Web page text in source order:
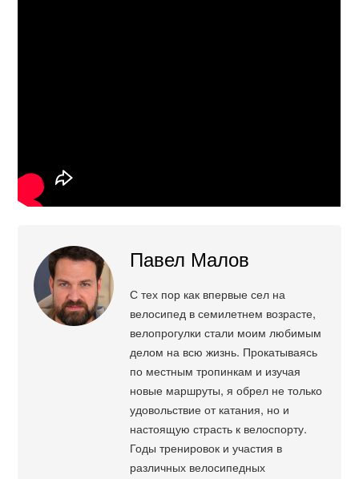
Павел Малов
С тех пор как впервые сел на
велосипед в семилетнем возрасте,
велопрогулки стали моим любимым
делом на всю жизнь. Прокатываясь
по местным тропинкам и изучая
новые маршруты, я обрел не только
удовольствие от катания, но и
настоящую страсть к велоспорту.
Годы тренировок и участия в
различных велосипедных